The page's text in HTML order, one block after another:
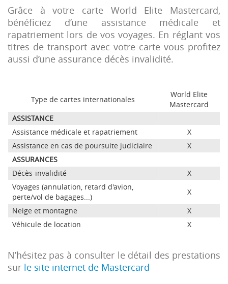
Grâce à votre carte World Elite Mastercard,
bénéficiez d’une assistance médicale et
rapatriement lors de vos voyages. En réglant vos
titres de transport avec votre carte vous profitez
aussi d’une assurance décès invalidité.
Type de cartes internationales
World Elite
Mastercard
ASSISTANCE
Assistance médicale et rapatriement
X
Assistance en cas de poursuite judiciaire
X
ASSURANCES
Décès-invalidité
X
Voyages (annulation, retard d'avion,
perte/vol de bagages...)
X
Neige et montagne
X
Véhicule de location
X
N’hésitez pas à consulter le détail des prestations
sur le site internet de Mastercard